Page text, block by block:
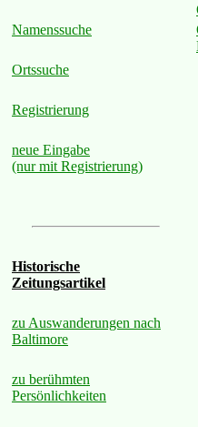
Namenssuche
Ortssuche
Registrierung
neue Eingabe
(nur mit Registrierung)
Historische
Zeitungsartikel
zu Auswanderungen nach
Baltimore
zu berühmten
Persönlichkeiten